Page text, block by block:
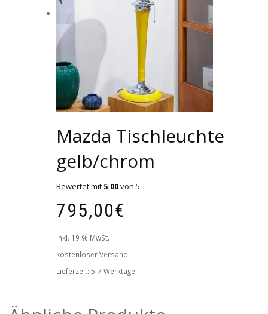
Mazda Tischleuchte
gelb/chrom
Bewertet mit 5.00von 5
795,00€
inkl. 19 % MwSt.
kostenloser Versand!
Lieferzeit: 5-7 Werktage